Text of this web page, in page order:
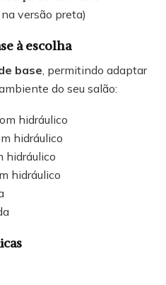
versão preta)
à escolha
base, permitindo adaptar
do seu salão:
hidráulico
hidráulico
hidráulico
hidráulico